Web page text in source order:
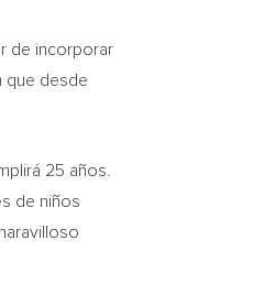
de incorporar
que desde
25 años.
de niños